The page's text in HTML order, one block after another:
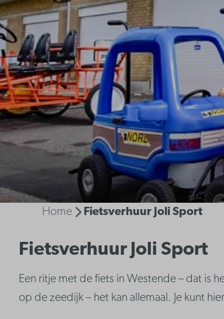
Home Fietsverhuur Joli Sport
Fietsverhuur Joli Sport
Een ritje met de fiets in Westende – dat is
op de zeedijk – het kan allemaal. Je kunt